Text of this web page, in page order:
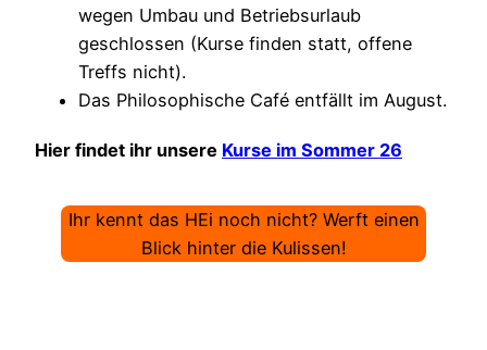
wegen Umbau und Betriebsurlaub
geschlossen (Kurse finden statt, offene
Treffs nicht).
Das Philosophische Café entfällt im August.
Hier findet ihr unsere Kurse im Sommer 26
Ihr kennt das HEi noch nicht? Werft einen
Blick hinter die Kulissen!